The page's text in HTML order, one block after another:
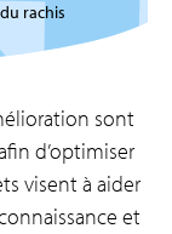
rachis
sont
d’optimiser
visent à aider
et